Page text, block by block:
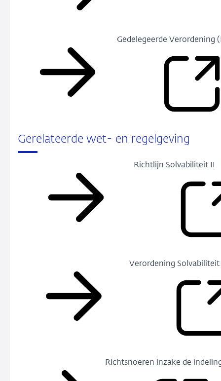
Gedelegeerde Verordening
Gerelateerde wet- en regelgeving
Richtlijn Solvabiliteit II
Verordening Solvabiliteit
Richtsnoeren inzake de